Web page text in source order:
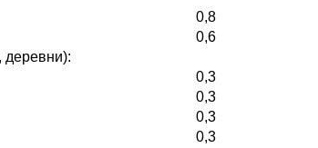
0,8
0,6
деревни):
0,3
0,3
0,3
0,3